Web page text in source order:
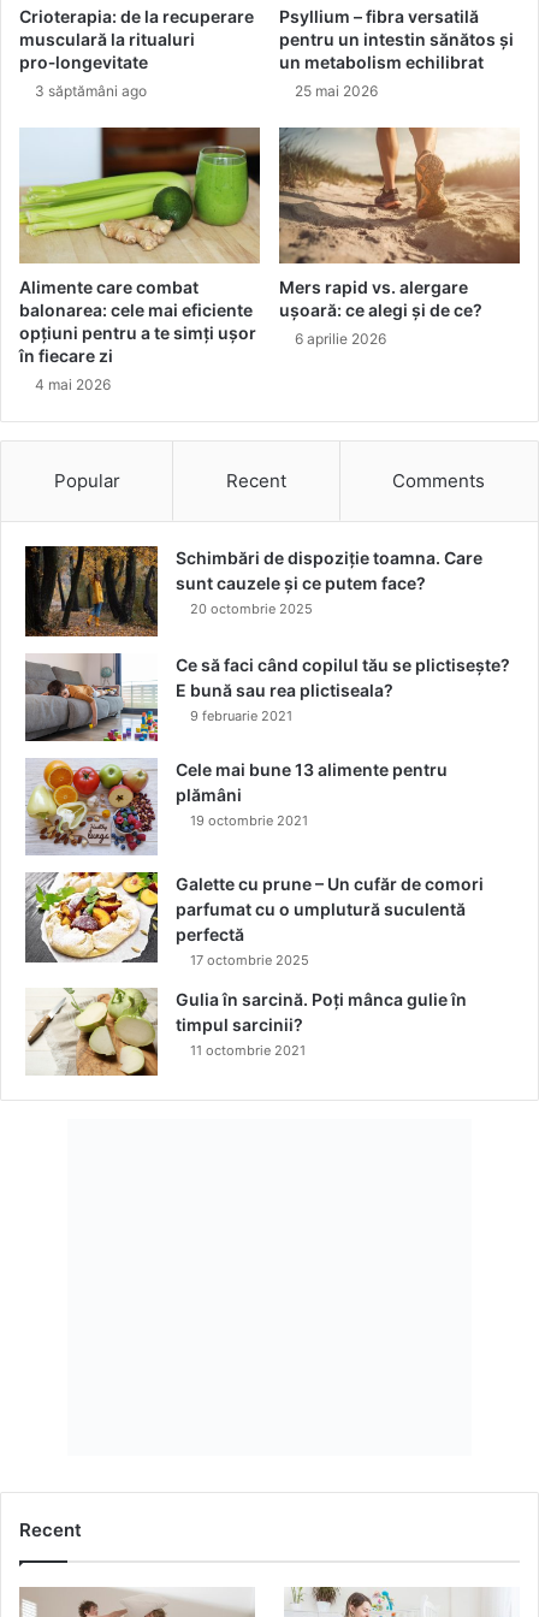
c
e
t
e
i
e
s
a
f
a
c
u
Crioterapia: de la recuperare
musculară la ritualuri
pro‑longevitate
3 săptămâni ago
Psyllium – fibra versatilă
pentru un intestin sănătos și
un metabolism echilibrat
25 mai 2026
Alimente care combat
balonarea: cele mai eficiente
opțiuni pentru a te simți ușor
în fiecare zi
4 mai 2026
Mers rapid vs. alergare
ușoară: ce alegi și de ce?
6 aprilie 2026
Popular Recent Comments
Schimbări de dispoziție toamna. Care
sunt cauzele și ce putem face?
20 octombrie 2025
Ce să faci când copilul tău se plictisește?
E bună sau rea plictiseala?
9 februarie 2021
Cele mai bune 13 alimente pentru
plămâni
19 octombrie 2021
Galette cu prune – Un cufăr de comori
parfumat cu o umplutură suculentă
perfectă
17 octombrie 2025
Gulia în sarcină. Poți mânca gulie în
timpul sarcinii?
11 octombrie 2021
Recent